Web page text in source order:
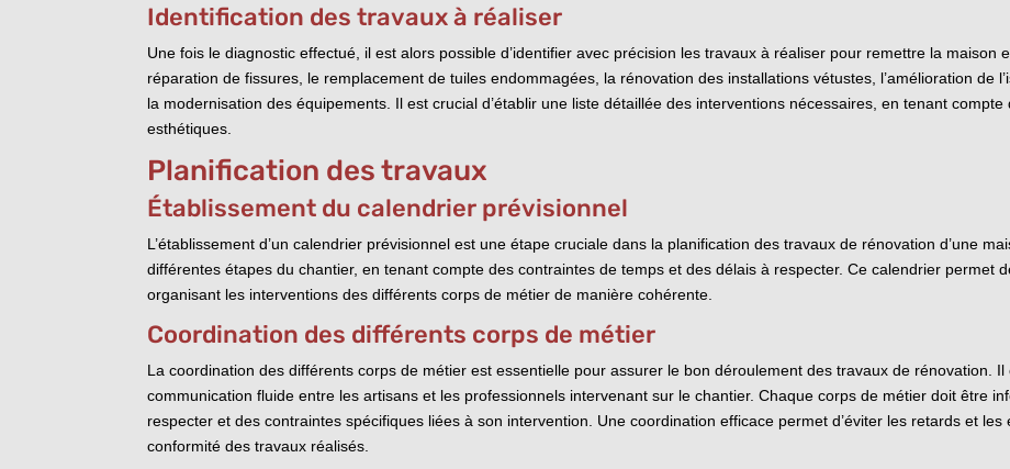
Identification des travaux à réaliser
Une fois le diagnostic effectué, il est alors possible d’identifier avec précision les travaux à réaliser pour remettre la maison
réparation de fissures, le remplacement de tuiles endommagées, la rénovation des installations vétustes, l’amélioration de
la modernisation des équipements. Il est crucial d’établir une liste détaillée des interventions nécessaires, en tenant
esthétiques.
Planification des travaux
Établissement du calendrier prévisionnel
L’établissement d’un calendrier prévisionnel est une étape cruciale dans la planification des travaux de rénovation d’une
différentes étapes du chantier, en tenant compte des contraintes de temps et des délais à respecter. Ce calendrier permet
organisant les interventions des différents corps de métier de manière cohérente.
Coordination des différents corps de métier
La coordination des différents corps de métier est essentielle pour assurer le bon déroulement des travaux de rénovation.
communication fluide entre les artisans et les professionnels intervenant sur le chantier. Chaque corps de métier doit être
respecter et des contraintes spécifiques liées à son intervention. Une coordination efficace permet d’éviter les retards et
conformité des travaux réalisés.